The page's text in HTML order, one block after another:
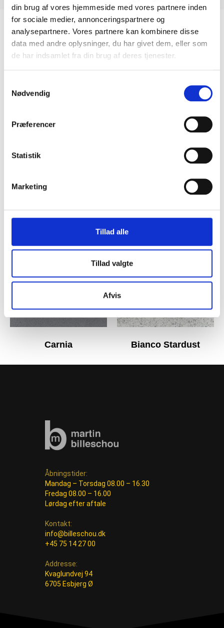
din brug af vores hjemmeside med vores partnere inden
for sociale medier, annonceringspartnere og
analysepartnere. Vores partnere kan kombinere disse
data med andre oplysninger, du har givet dem, eller som
de har indsamlet fra din brug af deres tjenester.
Nødvendig
Præferencer
Statistik
Marketing
Tillad alle
Tillad valgte
Afvis
Relaterede Varer
Carnia Bianco Stardust
Åbningstider:
Mandag – Torsdag 08.00 – 16.30
Fredag 08.00 – 16.00
Lørdag efter aftale
Kontakt:
info@billeschou.dk
+45 75 14 27 00
Addresse:
Kvaglundvej 94
6705 Esbjerg Ø